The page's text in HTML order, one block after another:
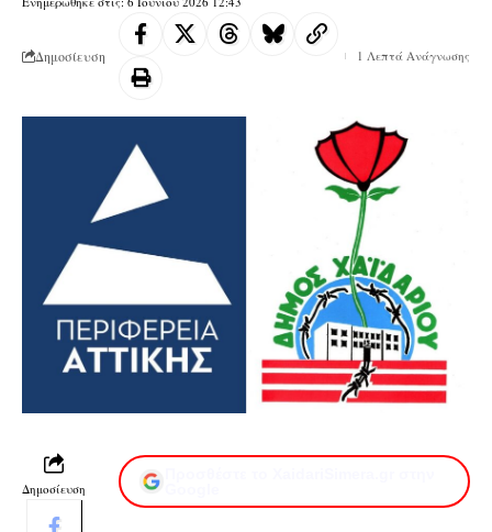
Δημοσίευση 1 Λεπτά Ανάγνωσης
Δημοσίευση